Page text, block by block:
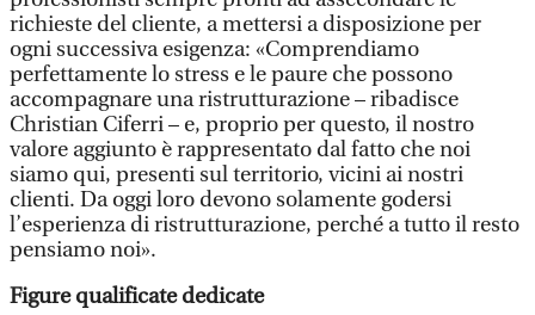
richieste del cliente, a mettersi a disposizione per
ogni successiva esigenza: «Comprendiamo
perfettamente lo stress e le paure che possono
accompagnare una ristrutturazione – ribadisce
Christian Ciferri – e, proprio per questo, il nostro
valore aggiunto è rappresentato dal fatto che noi
siamo qui, presenti sul territorio, vicini ai nostri
clienti. Da oggi loro devono solamente godersi
l’esperienza di ristrutturazione, perché a tutto il resto
pensiamo noi».
Figure qualificate dedicate